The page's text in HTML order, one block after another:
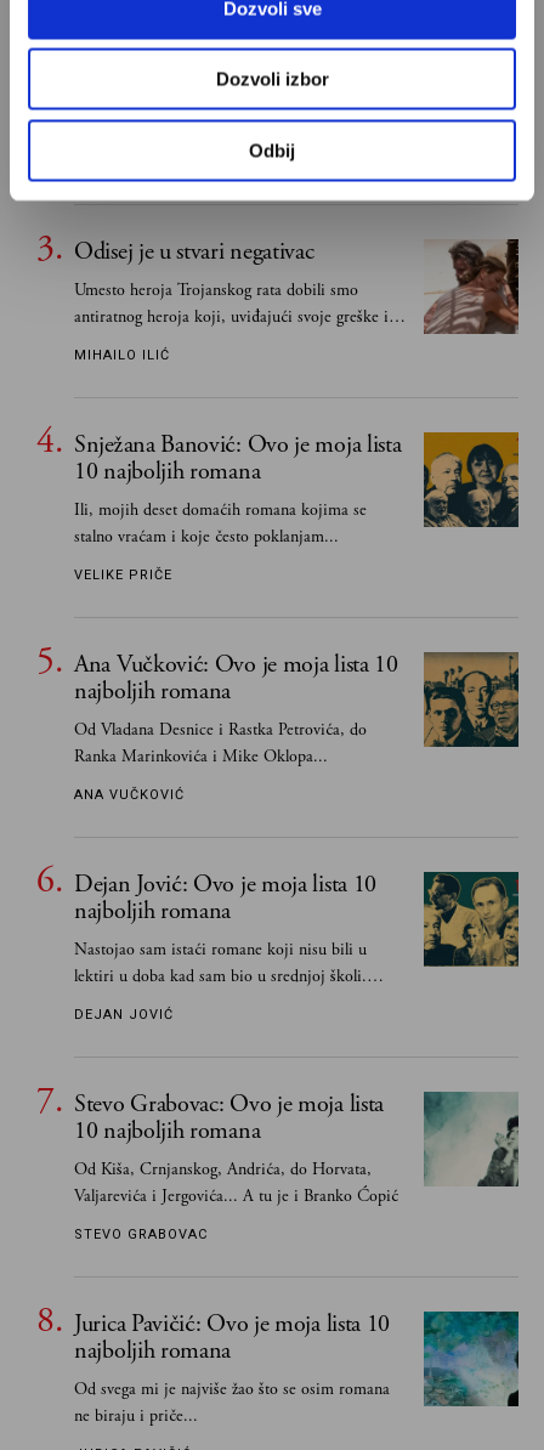
Dozvoli sve
Dozvoli izbor
Odbij
Ivan Lalić: Ovo je moja lista 10
najboljih romana
do Mihaila Lalića i Slavenke Drakulić...
Odisej je u stvari negativac
Umesto heroja Trojanskog rata dobili smo
antiratnog heroja koji, uviđajući svoje greške i
učeći na njima, shvata da postoje stvari koje su
MIHAILO ILIĆ
Snježana Banović: Ovo je moja lista
10 najboljih romana
Ili, mojih deset domaćih romana kojima se
stalno vraćam i koje često poklanjam...
VELIKE PRIČE
Ana Vučković: Ovo je moja lista 10
najboljih romana
Od Vladana Desnice i Rastka Petrovića, do
Ranka Marinkovića i Mike Oklopa...
ANA VUČKOVIĆ
Dejan Jović: Ovo je moja lista 10
najboljih romana
Nastojao sam istaći romane koji nisu bili u
lektiri u doba kad sam bio u srednjoj školi.
Smatrao sam da su "klasici" već dovoljno
DEJAN JOVIĆ
Stevo Grabovac: Ovo je moja lista
10 najboljih romana
Od Kiša, Crnjanskog, Andrića, do Horvata,
Valjarevića i Jergovića... A tu je i Branko Ćopić
STEVO GRABOVAC
Jurica Pavičić: Ovo je moja lista 10
najboljih romana
Od svega mi je najviše žao što se osim romana
ne biraju i priče...